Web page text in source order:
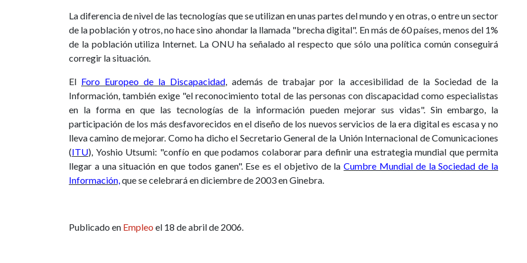
La diferencia de nivel de las tecnologías que se utilizan en unas partes del mundo y en otras, o entre un sector
de la población y otros, no hace sino ahondar la llamada "brecha digital". En más de 60 países, menos del 1%
de la población utiliza Internet. La ONU ha señalado al respecto que sólo una política común conseguirá
corregir la situación.
El Foro Europeo de la Discapacidad, además de trabajar por la accesibilidad de la Sociedad de la
Información, también exige "el reconocimiento total de las personas con discapacidad como especialistas
en la forma en que las tecnologías de la información pueden mejorar sus vidas". Sin embargo, la
participación de los más desfavorecidos en el diseño de los nuevos servicios de la era digital es escasa y no
lleva camino de mejorar. Como ha dicho el Secretario General de la Unión Internacional de Comunicaciones
(ITU), Yoshio Utsumi: "confío en que podamos colaborar para definir una estrategia mundial que permita
llegar a una situación en que todos ganen". Ese es el objetivo de laCumbre Mundial de la Sociedad de la
Información, que se celebrará en diciembre de 2003 en Ginebra.
Publicado en Empleo el 18 de abril de 2006.